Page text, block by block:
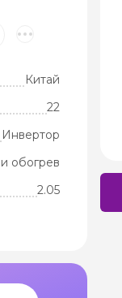
Китай
22
Инвертор
обогрев
2.05